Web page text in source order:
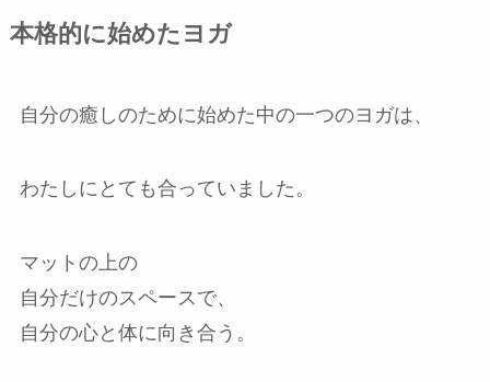
本格的に始めたヨガ
自分の癒しのために始めた中の一つのヨガは、
わたしにとても合っていました。
マットの上の
自分だけのスペースで、
自分の心と体に向き合う。